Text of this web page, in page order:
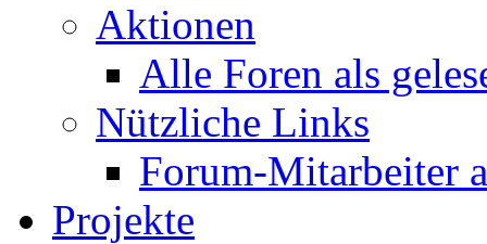
Aktionen
Alle Foren als
Nützliche Links
Forum-Mitarbeiter
Projekte